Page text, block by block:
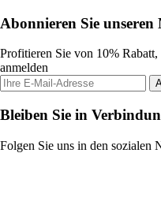
Abonnieren Sie unseren
Profitieren Sie von 10%
anmelden
Bleiben Sie in
Folgen Sie uns in den sozialen